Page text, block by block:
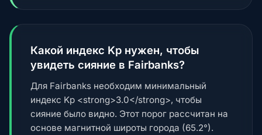
Какой индекс Kp нужен, чтобы
увидеть сияние в Fairbanks?
Для Fairbanks необходим минимальный
индекс Kp <strong>3.0</strong>, чтобы
сияние было видно. Этот порог рассчитан на
основе магнитной широты города (65.2°).